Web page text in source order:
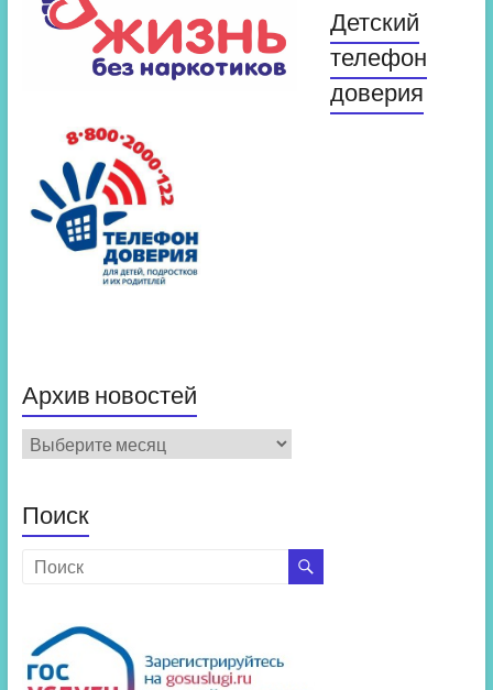
Детский
телефон
доверия
Архив новостей
Архив
новостей
Поиск